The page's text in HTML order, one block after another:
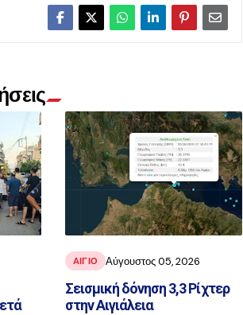
ΑΙΓΙΟ Αύγουστος 05, 2026
Σεισμική δόνηση 3,3 Ρίχτερ
στην Αιγιάλεια